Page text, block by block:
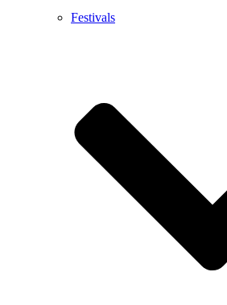
Festivals